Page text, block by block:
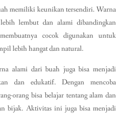
memiliki keunikan tersendiri. Warna
lembut dan alami dibandingkan
cocok digunakan untuk
lebih hangat dan natural.
alami dari buah juga bisa menjadi
dan edukatif. Dengan mencoba
orang bisa belajar tentang alam dan
bijak. Aktivitas ini juga bisa menjadi